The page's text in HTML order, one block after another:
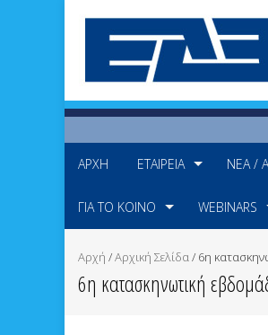
ΑΡΧΉ ΕΤΑΙΡΕΊΑ ΝΈΑ /
ΓΙΑ ΤΟ ΚΟΙΝΌ WEBINARS
Αρχή /Αρχική Σελίδα/ 6η
6η κατασκηνωτική